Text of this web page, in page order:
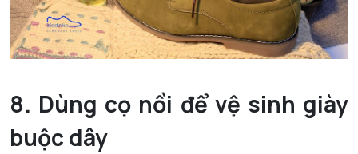
8. Dùng cọ nồi để vệ sinh giày
buộc dây